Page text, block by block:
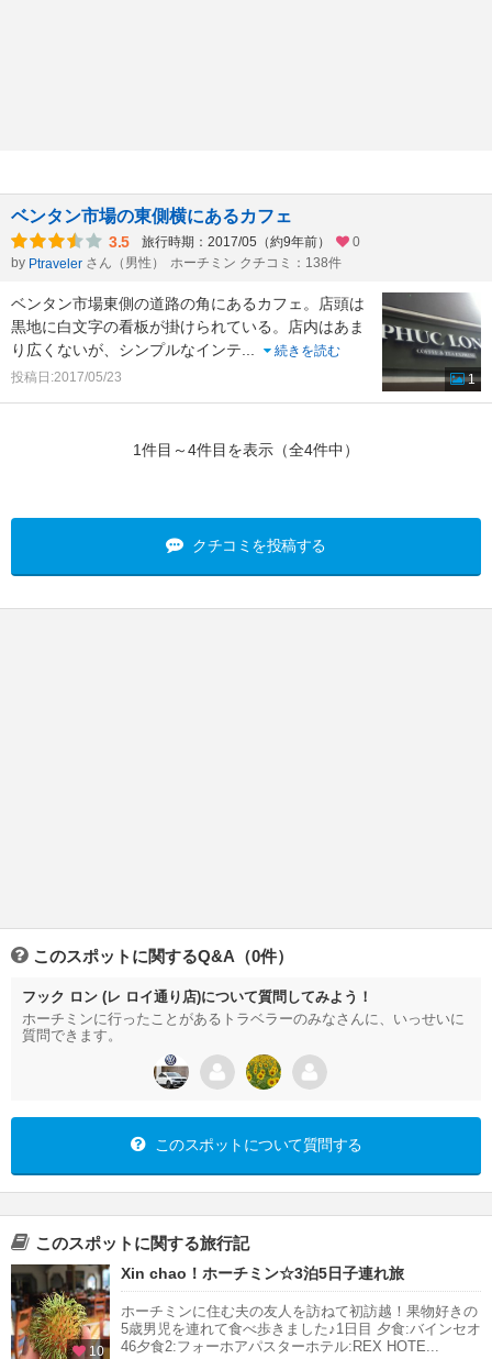
ベンタン市場の東側横にあるカフェ
3.5 旅行時期：2017/05（約9年前）
0
by Ptraveler さん（男性） ホーチミン クチコミ：138件
ベンタン市場東側の道路の角にあるカフェ。店頭は
黒地に白文字の看板が掛けられている。店内はあま
り広くないが、シンプルなインテ...
続きを読む
投稿日:2017/05/23
1
1件目～4件目を表示（全4件中）
クチコミを投稿する
このスポットに関するQ&A（0件）
フック ロン (レ ロイ通り店)について質問してみよう！
ホーチミンに行ったことがあるトラベラーのみなさんに、いっせいに
質問できます。
このスポットについて質問する
このスポットに関する旅行記
10
Xin chao！ホーチミン☆3泊5日子連れ旅
ホーチミンに住む夫の友人を訪ねて初訪越！果物好きの
5歳男児を連れて食べ歩きました♪1日目 夕食:バインセオ
46夕食2:フォーホアパスターホテル:REX HOTE...